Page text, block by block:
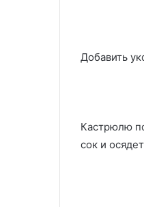
Добавить
Кастрюлю
сок и